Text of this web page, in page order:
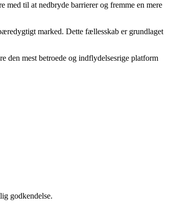
med til at nedbryde barrierer og fremme en mere
marked. Dette fællesskab er grundlaget
den mest betroede og indflydelsesrige platform
godkendelse.